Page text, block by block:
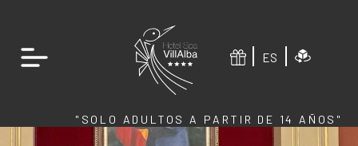
ES
"SOLO ADULTOS A PARTIR DE 14 AÑOS"